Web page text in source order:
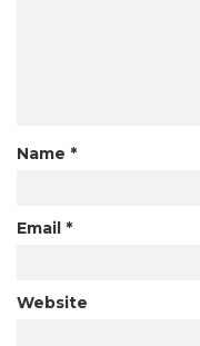
Name *
Email *
Website